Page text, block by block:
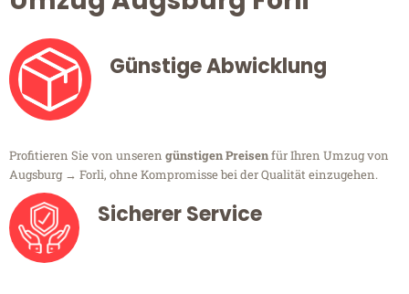
Günstige Abwicklung
Profitieren Sie von unseren günstigen Preisenfür Ihren Umzug von
Augsburg → Forli, ohne Kompromisse bei der Qualität einzugehen.
Sicherer Service